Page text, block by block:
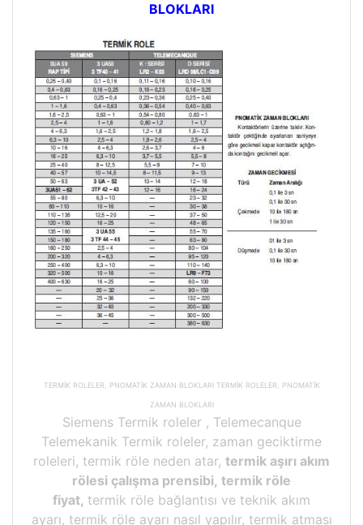
BLOKLARI
TERMİK ROLELER, PNOMATİK ZAMAN BLOKLARI TERMİK ROLELER, PNOMATİK
ZAMAN BLOKLARI
Siemens Termik roleler , Telemecanque
Telemekanik Termik roleler, zaman geciktirme
roleleri, termik röle neden atar, termik aşırı akım
rölesi çalışma prensibi, termik röle
fiyat, termik röle bağlantısı ve teknik akım
ayarı, termik röle ayarı nasıl yapılır, termik atması